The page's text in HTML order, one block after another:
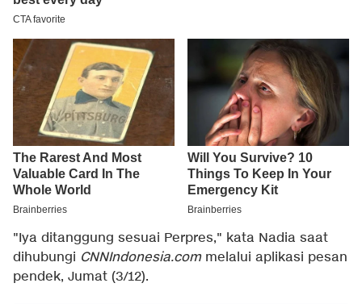
"Iya ditanggung sesuai Perpres," kata Nadia saat
dihubungi CNNIndonesia.commelalui aplikasi pesan
pendek, Jumat (3/12).